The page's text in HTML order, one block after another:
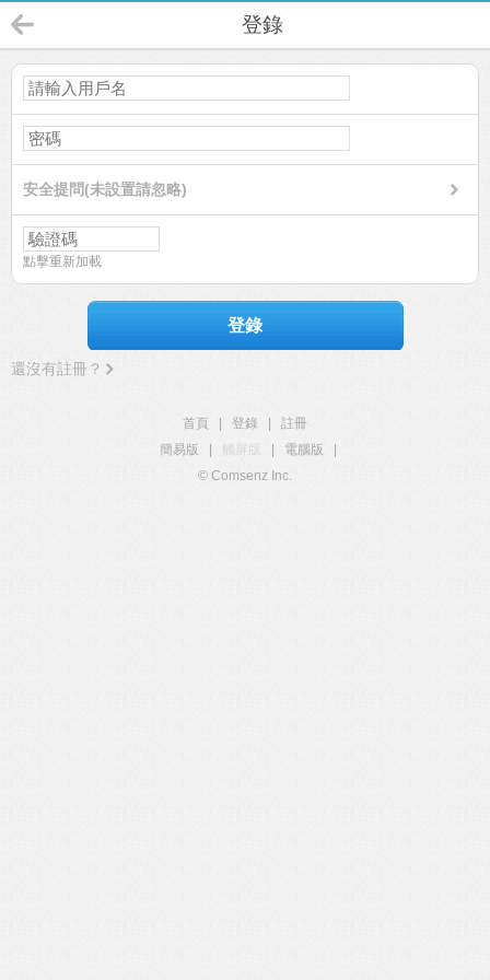
登錄
安全提問(未設置請忽略)
點擊重新加載
登錄
還沒有註冊？
首頁 登錄
註冊
簡易版
觸屏版 電腦版
© Comsenz Inc.